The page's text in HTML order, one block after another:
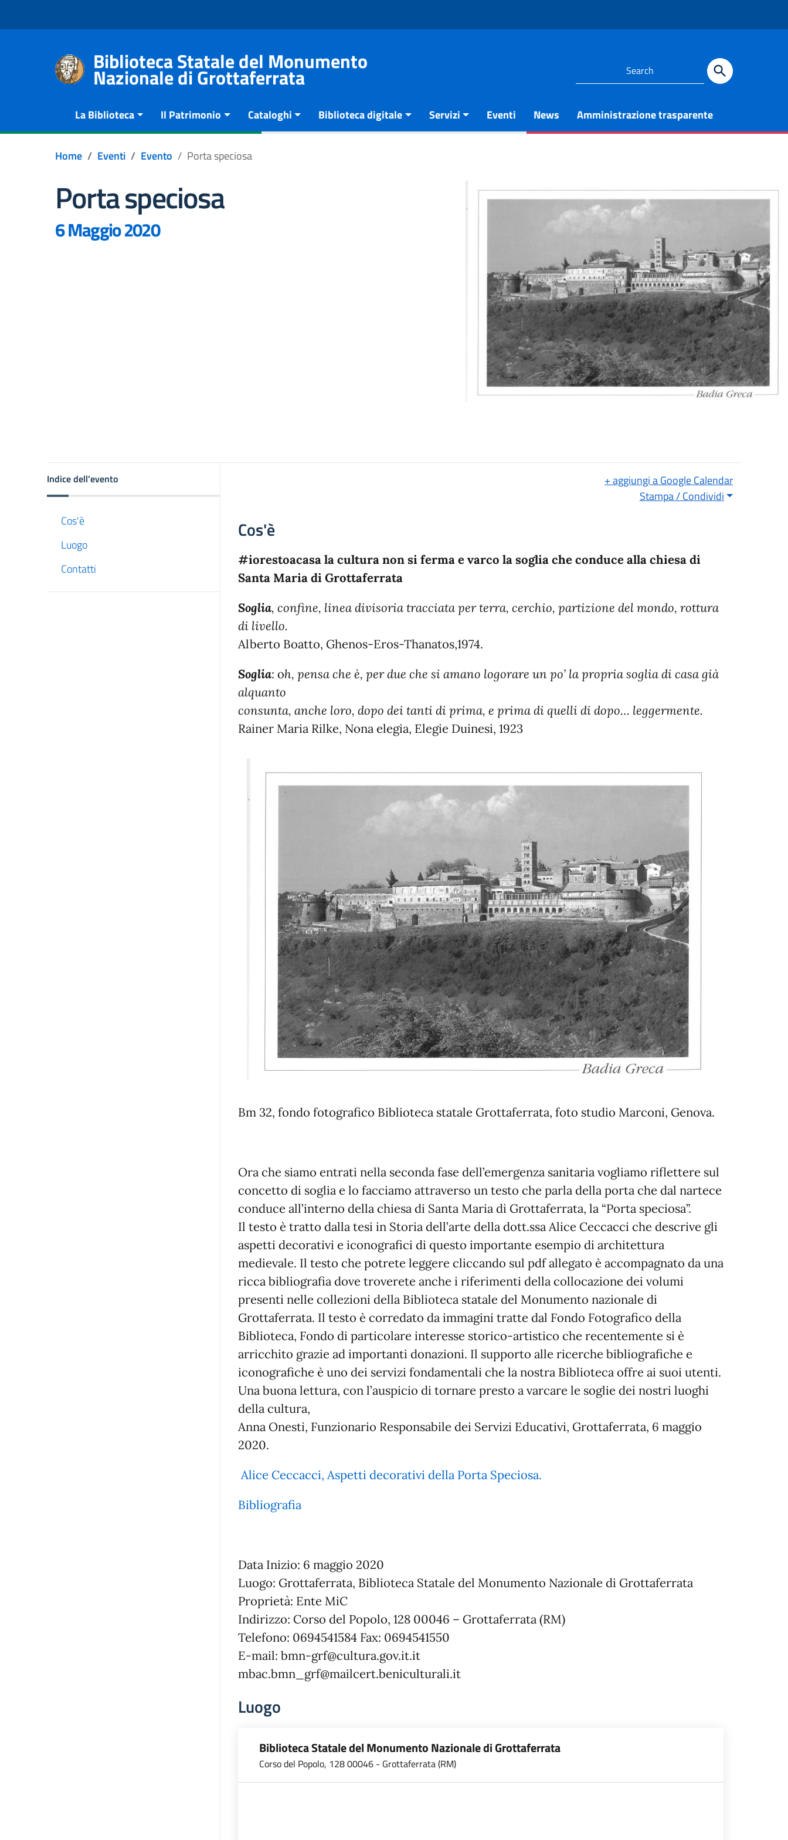
Biblioteca Statale del Monumento
Nazionale di Grottaferrata
La Biblioteca Il Patrimonio Cataloghi Biblioteca digitale Servizi Eventi News Amministrazione trasparente
Home Eventi Evento Porta speciosa
Porta speciosa
6 Maggio 2020
Indice dell'evento
Cos'è
Luogo
Contatti
+ aggiungi a Google Calendar
Stampa / Condividi
Cos'è
#iorestoacasa la cultura non si ferma e varco la soglia che conduce alla chiesa di
Santa Maria di Grottaferrata
Soglia, confine, linea divisoria tracciata per terra, cerchio, partizione del mondo, rottura
di livello.
Alberto Boatto, Ghenos-Eros-Thanatos,1974.
Soglia: oh, pensa che è, per due che si amano logorare un po’ la propria soglia di casa già
alquanto
consunta, anche loro, dopo dei tanti di prima, e prima di quelli di dopo… leggermente.
Rainer Maria Rilke, Nona elegia, Elegie Duinesi, 1923
Bm 32, fondo fotografico Biblioteca statale Grottaferrata, foto studio Marconi, Genova.
Ora che siamo entrati nella seconda fase dell’emergenza sanitaria vogliamo riflettere sul
concetto di soglia e lo facciamo attraverso un testo che parla della porta che dal nartece
conduce all’interno della chiesa di Santa Maria di Grottaferrata, la “Porta speciosa”.
Il testo è tratto dalla tesi in Storia dell’arte della dott.ssa Alice Ceccacci che descrive gli
aspetti decorativi e iconografici di questo importante esempio di architettura
medievale. Il testo che potrete leggere cliccando sul pdf allegato è accompagnato da una
ricca bibliografia dove troverete anche i riferimenti della collocazione dei volumi
presenti nelle collezioni della Biblioteca statale del Monumento nazionale di
Grottaferrata. Il testo è corredato da immagini tratte dal Fondo Fotografico della
Biblioteca, Fondo di particolare interesse storico-artistico che recentemente si è
arricchito grazie ad importanti donazioni. Il supporto alle ricerche bibliografiche e
iconografiche è uno dei servizi fondamentali che la nostra Biblioteca offre ai suoi utenti.
Una buona lettura, con l’auspicio di tornare presto a varcare le soglie dei nostri luoghi
della cultura,
Anna Onesti, Funzionario Responsabile dei Servizi Educativi, Grottaferrata, 6 maggio
2020.
Alice Ceccacci, Aspetti decorativi della Porta Speciosa.
Bibliografia
Data Inizio: 6 maggio 2020
Luogo: Grottaferrata, Biblioteca Statale del Monumento Nazionale di Grottaferrata
Proprietà: Ente MiC
Indirizzo: Corso del Popolo, 128 00046 – Grottaferrata (RM)
Telefono: 0694541584 Fax: 0694541550
E-mail: bmn-grf@cultura.gov.it.it
mbac.bmn_grf@mailcert.beniculturali.it
Luogo
Biblioteca Statale del Monumento Nazionale di Grottaferrata
Corso del Popolo, 128 00046 - Grottaferrata (RM)